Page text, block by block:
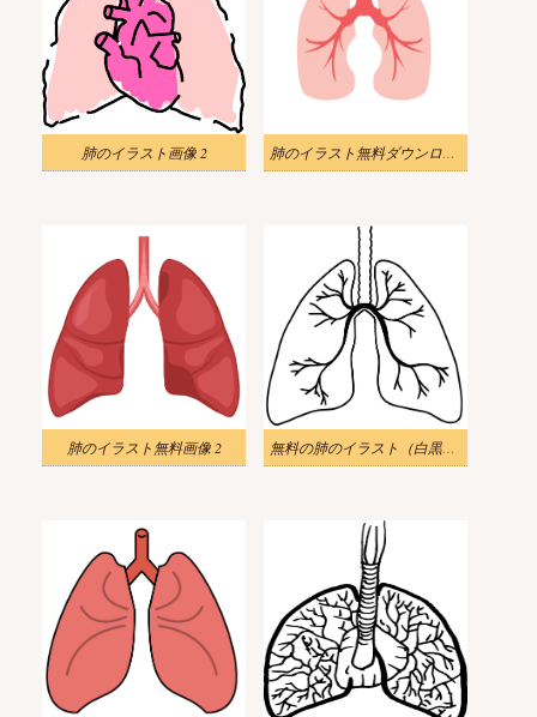
肺のイラスト画像 2 肺のイラスト無料ダウンロード
肺のイラスト無料画像 2 無料の肺のイラスト（白黒） 2